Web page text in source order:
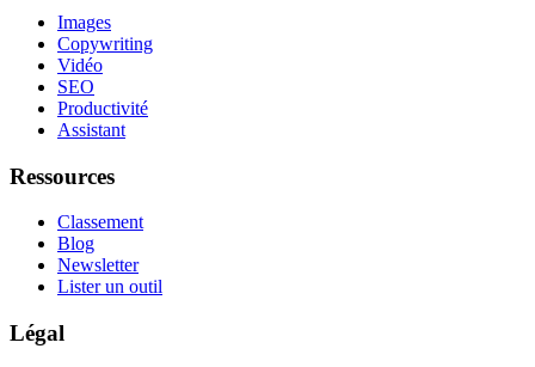
Images
Copywriting
Vidéo
SEO
Productivité
Assistant
Ressources
Classement
Blog
Newsletter
Lister un outil
Légal